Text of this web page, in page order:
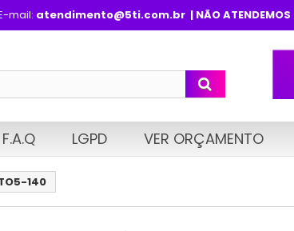
mail: atendimento@5ti.com.br| NÃO ATENDEMOS
F.A.Q LGPD VER ORÇAMENTO
140